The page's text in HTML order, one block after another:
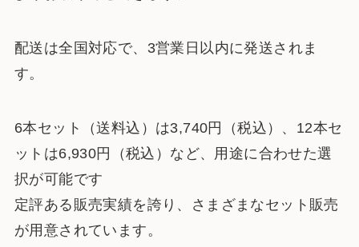
配送は全国対応で、3営業日以内に発送されま
す。
6本セット（送料込）は3,740円（税込）、12本セ
ットは6,930円（税込）など、用途に合わせた選
択が可能です
定評ある販売実績を誇り、さまざまなセット販売
が用意されています。